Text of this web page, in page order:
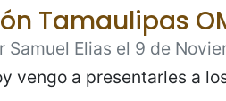
Tamaulipas
Samuel Elias el 9 de
vengo a presentarles a